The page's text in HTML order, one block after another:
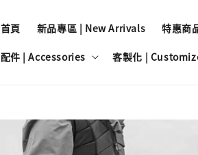
首頁 新品專區 | New Arrivals 特惠商
配件 | Accessories 客製化 |